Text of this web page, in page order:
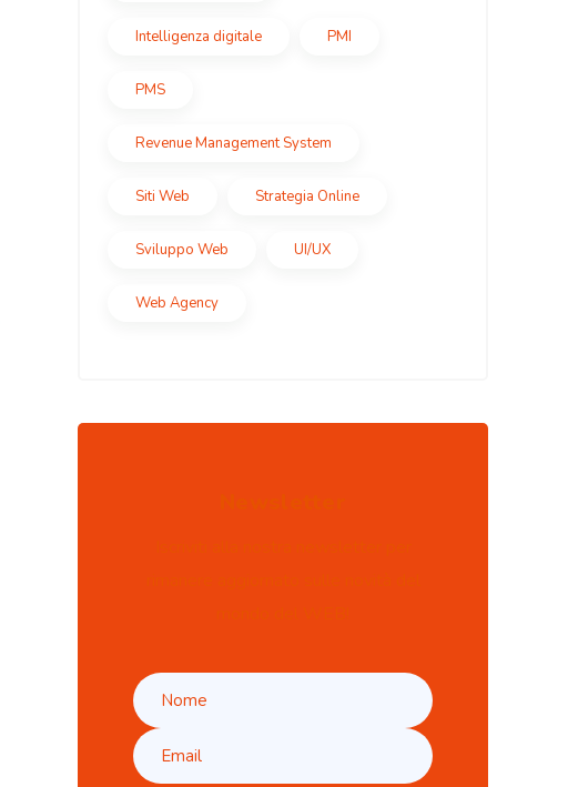
Intelligenza digitale PMI
PMS
Revenue Management System
Siti Web Strategia Online
Sviluppo Web UI/UX
Web Agency